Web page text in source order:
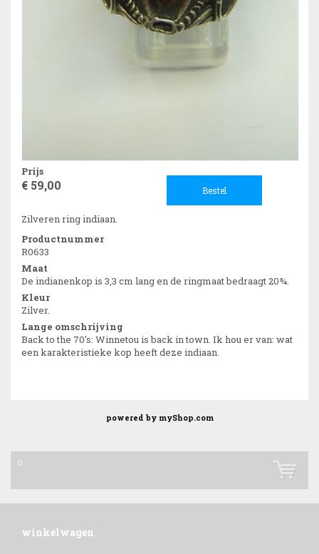
Prijs
€ 59,00 Bestel
Zilveren ring indiaan.
Productnummer
R0633
Maat
De indianenkop is 3,3 cm lang en de ringmaat bedraagt 20¾.
Kleur
Zilver.
Lange omschrijving
Back to the 70's: Winnetou is back in town. Ik hou er van: wat
een karakteristieke kop heeft deze indiaan.
powered by myShop.com
0
winkelwagen